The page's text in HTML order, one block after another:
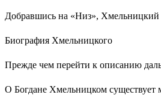
Добравшись на «Низ», Хмельницкий
Биография Хмельницкого
Прежде чем перейти к описанию
О Богдане Хмельницком существует